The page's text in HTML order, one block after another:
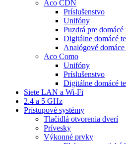
Aco CDN
Príslušenstvo
Unifóny
Puzdrá pre
Digitálne domácé
Analógové
Aco Como
Unifóny
Príslušenstvo
Digitálne domácé
Siete LAN a Wi-Fi
2.4 a 5 GHz
Prístupové systémy
Tlačidlá otvorenia dverí
Prívesky
Výkonné prvky